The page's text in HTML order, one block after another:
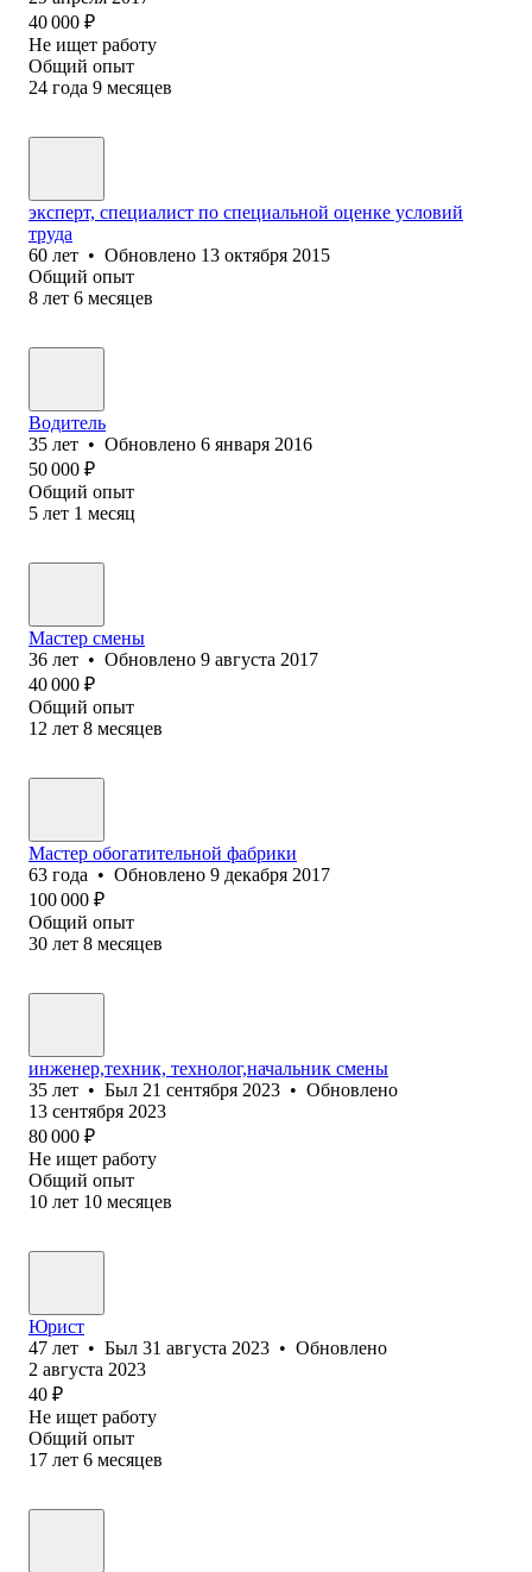
40 000 ₽
Не ищет работу
Общий опыт
24 года 9 месяцев
эксперт, специалист по специальной оценке условий
труда
60 лет • Обновлено 13 октября 2015
Общий опыт
8 лет 6 месяцев
Водитель
35 лет • Обновлено 6 января 2016
50 000 ₽
Общий опыт
5 лет 1 месяц
Мастер смены
36 лет • Обновлено 9 августа 2017
40 000 ₽
Общий опыт
12 лет 8 месяцев
Мастер обогатительной фабрики
63 года • Обновлено 9 декабря 2017
100 000 ₽
Общий опыт
30 лет 8 месяцев
инженер,техник, технолог,начальник смены
35 лет • Был 21 сентября 2023 • Обновлено
13 сентября 2023
80 000 ₽
Не ищет работу
Общий опыт
10 лет 10 месяцев
Юрист
47 лет • Был 31 августа 2023 • Обновлено
2 августа 2023
40 ₽
Не ищет работу
Общий опыт
17 лет 6 месяцев